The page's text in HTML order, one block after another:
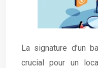
La signature d’un
crucial pour un